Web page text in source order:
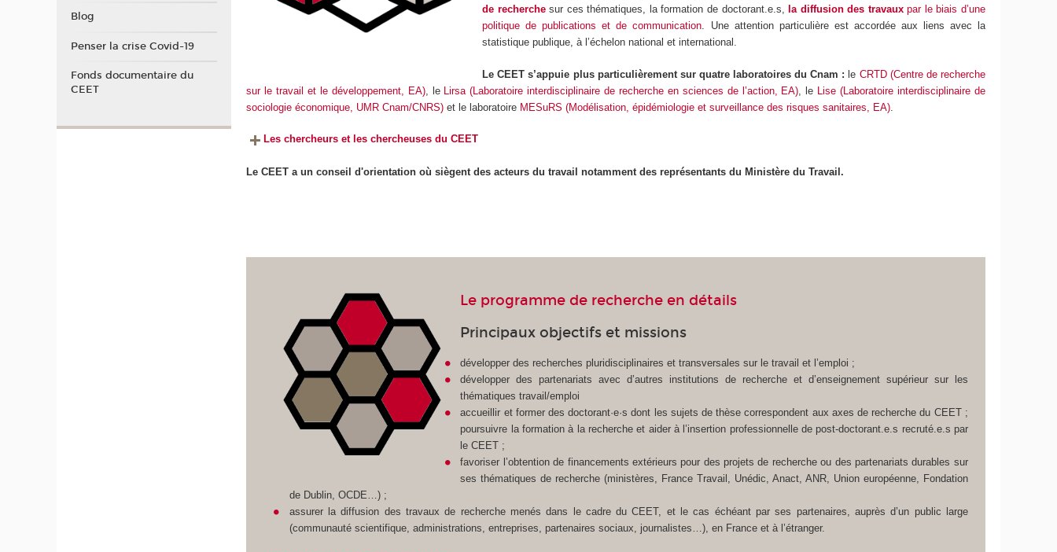
de recherchesur ces thématiques, la formation de doctorant.e.s, la diffusion des travauxpar le biais d’une
politique de publications et de communication. Une attention particulière est accordée aux liens avec la
statistique publique, à l’échelon national et international.
Le CEET s’appuie plus particulièrement sur quatre laboratoires du Cnam : le CRTD (Centre de recherche
sur le travail et le développement, EA), le Lirsa (Laboratoire interdisciplinaire de recherche en sciences de l’action, EA) , le
Lise (Laboratoire interdisciplinaire de
sociologie économique, UMR Cnam/CNRS) et le laboratoire MESuRS (Modélisation, épidémiologie et surveillance des risques sanitaires, EA)
Les chercheurs et les chercheuses du CEET
Le CEET a un conseil d'orientation où siègent des acteurs du travail notamment des représentants du Ministère du Travail.
Le programme de recherche en détails
Principaux objectifs et missions
développer des recherches pluridisciplinaires et transversales sur le travail et l’emploi ;
développer des partenariats avec d’autres institutions de recherche et d’enseignement supérieur sur les
thématiques travail/emploi
accueillir et former des doctorant·e·s dont les sujets de thèse correspondent aux axes de recherche du CEET ;
poursuivre la formation à la recherche et aider à l’insertion professionnelle de post-doctorant.e.s recruté.e.s par
le CEET ;
favoriser l’obtention de financements extérieurs pour des projets de recherche ou des partenariats durables sur
ses thématiques de recherche (ministères, France Travail, Unédic, Anact, ANR, Union européenne, Fondation
de Dublin, OCDE…) ;
assurer la diffusion des travaux de recherche menés dans le cadre du CEET, et le cas échéant par ses partenaires, auprès d’un public large
(communauté scientifique, administrations, entreprises, partenaires sociaux, journalistes…), en France et à l’étranger.
Blog
Penser la crise Covid-19
Fonds documentaire du
CEET